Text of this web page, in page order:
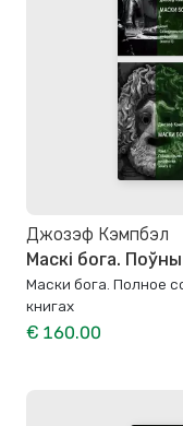
Джозэф Кэмпбэл
Маскі бога.
Маски бога. Полное
книгах
€ 160.00